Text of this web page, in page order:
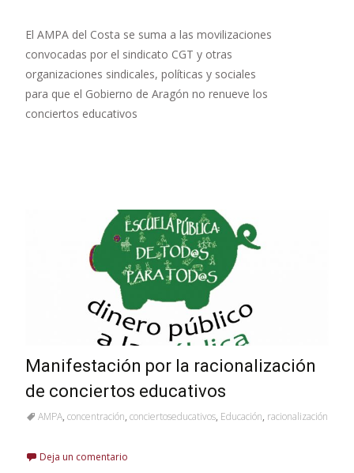
El AMPA del Costa se suma a las movilizaciones
convocadas por el sindicato CGT y otras
organizaciones sindicales, políticas y sociales
para que el Gobierno de Aragón no renueve los
conciertos educativos
Manifestación por la racionalización
de conciertos educativos
AMPA, concentración, conciertoseducativos, Educación, racionalización
Deja un comentario